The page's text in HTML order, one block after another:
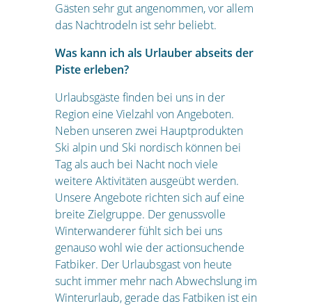
Gästen sehr gut angenommen, vor allem
das Nachtrodeln ist sehr beliebt.
Was kann ich als Urlauber abseits der
Piste erleben?
Urlaubsgäste finden bei uns in der
Region eine Vielzahl von Angeboten.
Neben unseren zwei Hauptprodukten
Ski alpin und Ski nordisch können bei
Tag als auch bei Nacht noch viele
weitere Aktivitäten ausgeübt werden.
Unsere Angebote richten sich auf eine
breite Zielgruppe. Der genussvolle
Winterwanderer fühlt sich bei uns
genauso wohl wie der actionsuchende
Fatbiker. Der Urlaubsgast von heute
sucht immer mehr nach Abwechslung im
Winterurlaub, gerade das Fatbiken ist ein